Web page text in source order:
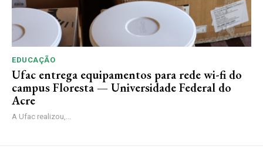
EDUCAÇÃO
Ufac entrega equipamentos para rede wi-fi do
campus Floresta — Universidade Federal do
Acre
A Ufac realizou,...